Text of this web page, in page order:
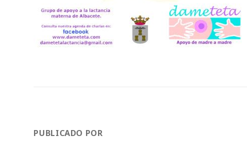
PUBLICADO POR